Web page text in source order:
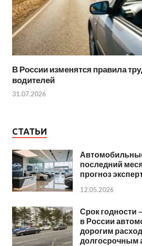
В России изменятся правила
водителей
31.07.2026
СТАТЬИ
последний
прогноз
12.05.2026
Срок годности
в России
дорогим
долгосрочным